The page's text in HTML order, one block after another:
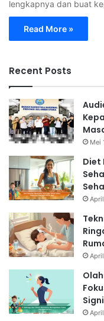
lengkapnya dan buat
Read More »
Recent Posts
Mei
Diet